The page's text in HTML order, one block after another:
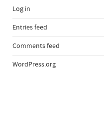
Log in
Entries feed
Comments feed
WordPress.org